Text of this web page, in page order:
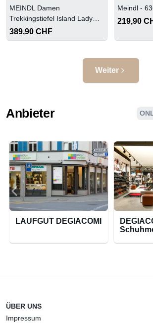
MEINDL Damen
Trekkingstiefel Island Lady
MFS EVO
389,90 CHF
Meindl -
219,90
Weiter
Anbieter
LAUFGUT DEGIACOMI
ÜBER UNS
Impressum